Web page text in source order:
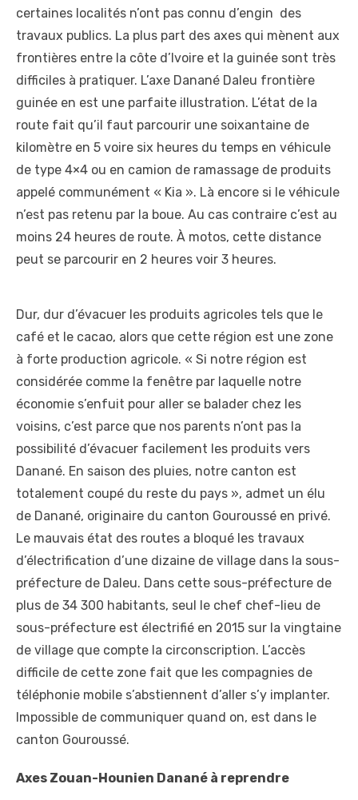
certaines localités n’ont pas connu d’engin des
travaux publics. La plus part des axes qui mènent aux
frontières entre la côte d’Ivoire et la guinée sont très
difficiles à pratiquer. L’axe Danané Daleu frontière
guinée en est une parfaite illustration. L’état de la
route fait qu’il faut parcourir une soixantaine de
kilomètre en 5 voire six heures du temps en véhicule
de type 4×4 ou en camion de ramassage de produits
appelé communément « Kia ». Là encore si le véhicule
n’est pas retenu par la boue. Au cas contraire c’est au
moins 24 heures de route. À motos, cette distance
peut se parcourir en 2 heures voir 3 heures.
Dur, dur d’évacuer les produits agricoles tels que le
café et le cacao, alors que cette région est une zone
à forte production agricole. « Si notre région est
considérée comme la fenêtre par laquelle notre
économie s’enfuit pour aller se balader chez les
voisins, c’est parce que nos parents n’ont pas la
possibilité d’évacuer facilement les produits vers
Danané. En saison des pluies, notre canton est
totalement coupé du reste du pays », admet un élu
de Danané, originaire du canton Gouroussé en privé.
Le mauvais état des routes a bloqué les travaux
d’électrification d’une dizaine de village dans la sous-
préfecture de Daleu. Dans cette sous-préfecture de
plus de 34 300 habitants, seul le chef chef-lieu de
sous-préfecture est électrifié en 2015 sur la vingtaine
de village que compte la circonscription. L’accès
difficile de cette zone fait que les compagnies de
téléphonie mobile s’abstiennent d’aller s’y implanter.
Impossible de communiquer quand on, est dans le
canton Gouroussé.
Axes Zouan-Hounien Danané à reprendre